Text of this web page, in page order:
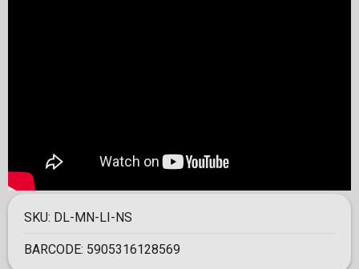
SKU: DL-MN-LI-NS
BARCODE: 5905316128569